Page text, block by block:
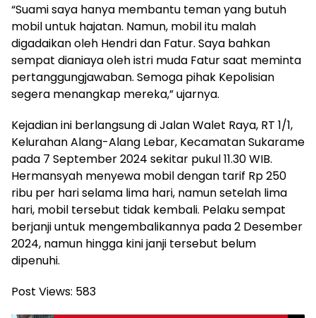
“Suami saya hanya membantu teman yang butuh
mobil untuk hajatan. Namun, mobil itu malah
digadaikan oleh Hendri dan Fatur. Saya bahkan
sempat dianiaya oleh istri muda Fatur saat meminta
pertanggungjawaban. Semoga pihak Kepolisian
segera menangkap mereka,” ujarnya.
Kejadian ini berlangsung di Jalan Walet Raya, RT 1/1,
Kelurahan Alang-Alang Lebar, Kecamatan Sukarame
pada 7 September 2024 sekitar pukul 11.30 WIB.
Hermansyah menyewa mobil dengan tarif Rp 250
ribu per hari selama lima hari, namun setelah lima
hari, mobil tersebut tidak kembali. Pelaku sempat
berjanji untuk mengembalikannya pada 2 Desember
2024, namun hingga kini janji tersebut belum
dipenuhi.
Post Views: 583